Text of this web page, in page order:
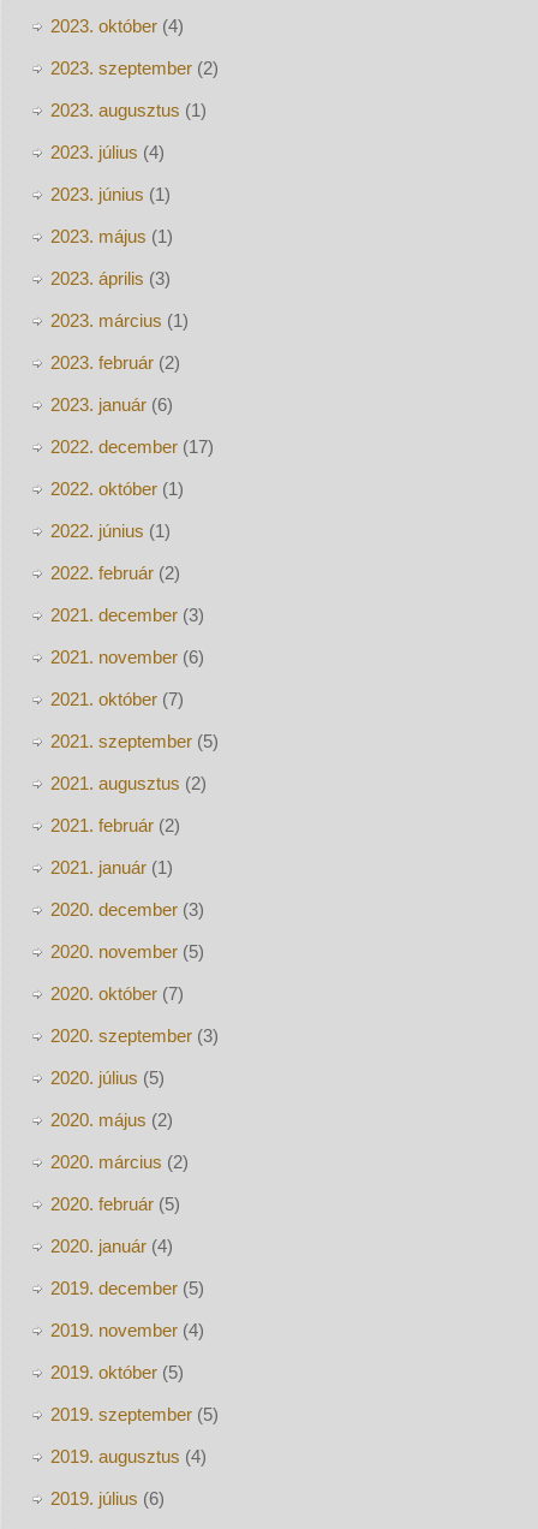
2023. október(4)
2023. szeptember(2)
2023. augusztus (1)
2023. július (4)
2023. június (1)
2023. május (1)
2023. április (3)
2023. március (1)
2023. február(2)
2023. január(6)
2022. december(17)
2022. október(1)
2022. június (1)
2022. február(2)
2021. december(3)
2021. november(6)
2021. október(7)
2021. szeptember(5)
2021. augusztus (2)
2021. február(2)
2021. január(1)
2020. december(3)
2020. november(5)
2020. október(7)
2020. szeptember(3)
2020. július (5)
2020. május (2)
2020. március (2)
2020. február(5)
2020. január(4)
2019. december(5)
2019. november(4)
2019. október(5)
2019. szeptember(5)
2019. augusztus (4)
2019. július (6)